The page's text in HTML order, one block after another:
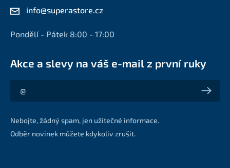
info@superastore.cz
Pondělí - Pátek 8:00 - 17:00
Akce a slevy na váš e-mail z první ruky
Akce a slevy na váš e-mail z první ruky
Nebojte, žádný spam, jen užitečné informace.
Odběr novinek můžete kdykoliv zrušit.